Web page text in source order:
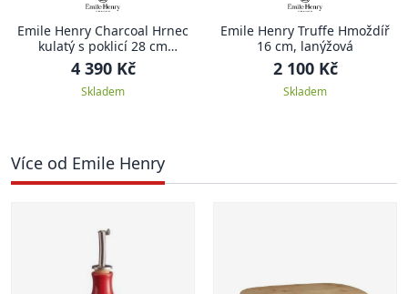
Emile Henry Charcoal Hrnec
kulatý s poklicí 28 cm
antracitový Charcoal
4 390 Kč
Skladem
Emile Henry Truffe Hmoždíř
16 cm, lanýžová
2 100 Kč
Skladem
Více od Emile Henry